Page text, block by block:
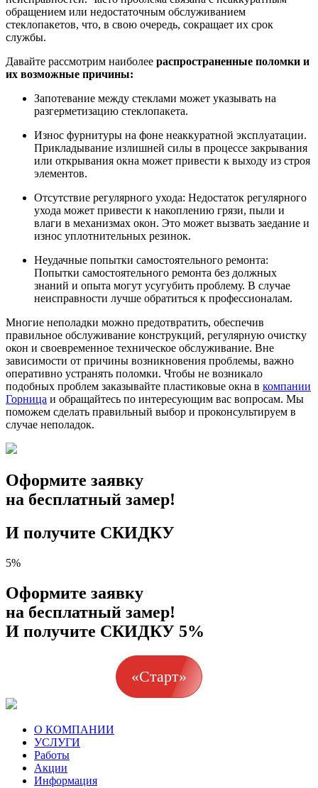
обращением или недостаточным обслуживанием
стеклопакетов, что, в свою очередь, сокращает их срок
службы.
Давайте рассмотрим наиболее распространенные поломки и
их возможные причины:
Запотевание между стеклами может указывать на
разгерметизацию стеклопакета.
Износ фурнитуры на фоне неаккуратной эксплуатации.
Прикладывание излишней силы в процессе закрывания
или открывания окна может привести к выходу из строя
элементов.
Отсутствие регулярного ухода: Недостаток регулярного
ухода может привести к накоплению грязи, пыли и
влаги в механизмах окон. Это может вызвать заедание и
износ уплотнительных резинок.
Неудачные попытки самостоятельного ремонта:
Попытки самостоятельного ремонта без должных
знаний и опыта могут усугубить проблему. В случае
неисправности лучше обратиться к профессионалам.
Многие неполадки можно предотвратить, обеспечив
правильное обслуживание конструкций, регулярную очистку
окон и своевременное техническое обслуживание. Вне
зависимости от причины возникновения проблемы, важно
оперативно устранять поломки. Чтобы не возникало
подобных проблем заказывайте пластиковые окна в компании
Горница и обращайтесь по интересующим вас вопросам. Мы
поможем сделать правильный выбор и проконсультируем в
случае неполадок.
Оформите заявку
на бесплатный замер!
И получите СКИДКУ
5%
Оформите заявку
на бесплатный замер!
И получите СКИДКУ 5%
«Старт»
О КОМПАНИИ
УСЛУГИ
Работы
Акции
Информация